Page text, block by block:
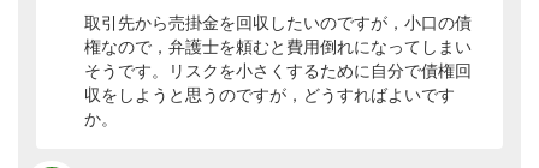
取引先から売掛金を回収したいのですが，小口の債
権なので，弁護士を頼むと費用倒れになってしまい
そうです。リスクを小さくするために自分で債権回
収をしようと思うのですが，どうすればよいです
か。